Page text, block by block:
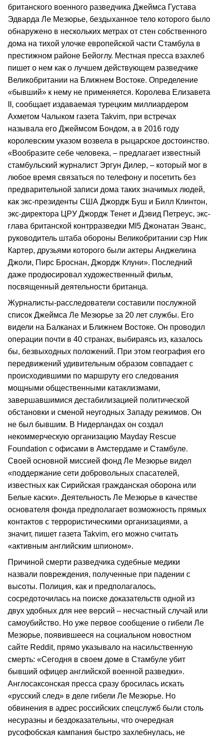
британского военного разведчика Джеймса Густава
Эдварда Ле Мезюрье, бездыханное тело которого было
обнаружено в нескольких метрах от стен собственного
дома на тихой улочке европейской части Стамбула в
престижном районе Бейоглу. Местная пресса взахлеб
пишет о нем как о лучшем действующем разведчике
Великобритании на Ближнем Востоке. Определение
«бывший» к нему не применяется. Королева Елизавета
II, сообщает издаваемая турецким миллиардером
Ахметом Чалыком газета Takvim, при встречах
называла его Джеймсом Бондом, а в 2016 году
королевским указом возвела в рыцарское достоинство.
«Вообразите себе человека, – предлагает известный
стамбульский журналист Эргун Дилер, – который мог в
любое время связаться по телефону и посетить без
предварительной записи дома таких значимых людей,
как экс-президенты США Джордж Буш и Билл Клинтон,
экс-директора ЦРУ Джордж Тенет и Дэвид Петреус, экс-
глава британской контрразведки MI5 Джонатан Эванс,
руководитель штаба обороны Великобритании сэр Ник
Картер, друзьями которого были актеры Анджелина
Джоли, Пирс Броснан, Джордж Клуни». Последний
даже продюсировал художественный фильм,
посвященный деятельности британца.
Журналисты-расследователи составили послужной
список Джеймса Ле Мезюрье за 20 лет службы. Его
видели на Балканах и Ближнем Востоке. Он проводил
операции почти в 40 странах, выбираясь из, казалось
бы, безвыходных положений. При этом география его
передвижений удивительным образом совпадает с
происходившими по маршруту его следования
мощными общественными катаклизмами,
завершавшимися дестабилизацией политической
обстановки и сменой неугодных Западу режимов. Он
не был бывшим. В Нидерландах он создал
некоммерческую организацию Mayday Rescue
Foundation с офисами в Амстердаме и Стамбуле.
Своей основной миссией фонд Ле Мезюрье видел
«поддержание сети добровольных спасателей,
известных как Сирийская гражданская оборона или
Белые каски». Деятельность Ле Мезюрье в качестве
основателя фонда предполагает возможность прямых
контактов с террористическими организациями, а
значит, пишет газета Takvim, его можно считать
«активным английским шпионом».
Причиной смерти разведчика судебные медики
назвали повреждения, полученные при падении с
высоты. Полиция, как и предполагалось,
сосредоточилась на поиске доказательств одной из
двух удобных для нее версий – несчастный случай или
самоубийство. Но уже первое сообщение о гибели Ле
Мезюрье, появившееся на социальном новостном
сайте Reddit, прямо указывало на насильственную
смерть: «Сегодня в своем доме в Стамбуле убит
бывший офицер английской военной разведки».
Англосаксонская пресса сразу бросилась искать
«русский след» в деле гибели Ле Мезюрье. Но
обвинения в адрес российских спецслужб были столь
несуразны и бездоказательны, что очередная
русофобская кампания быстро захлебнулась, не